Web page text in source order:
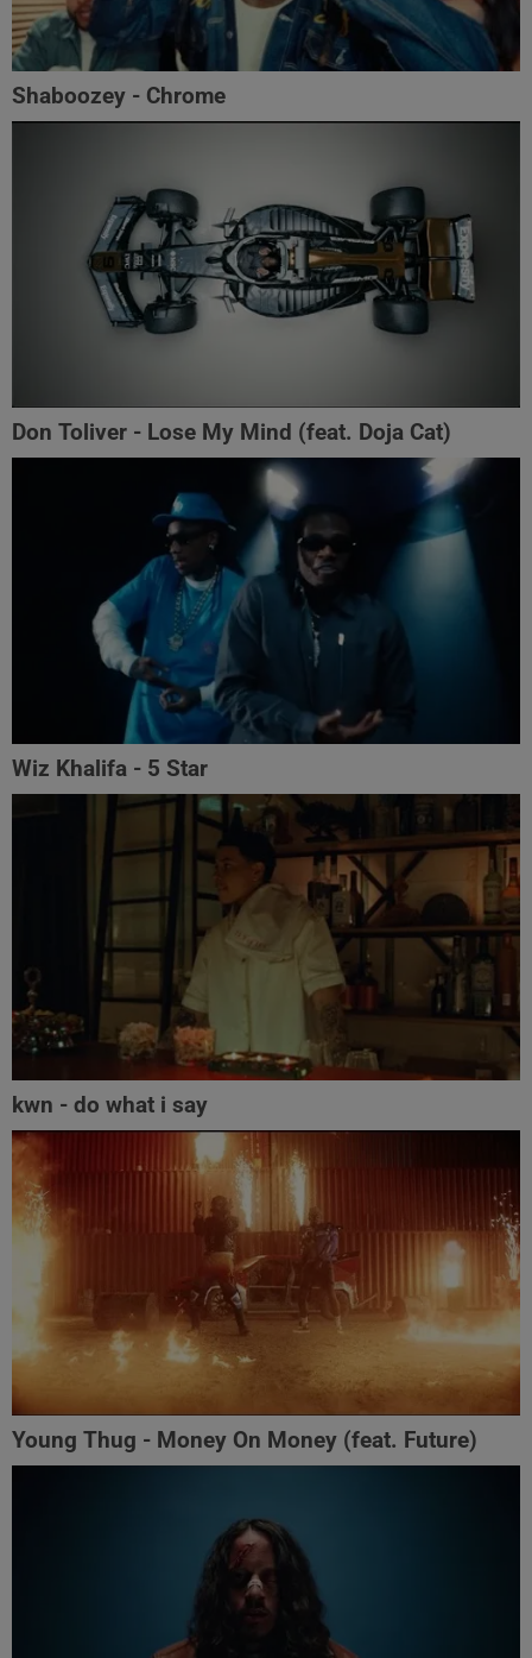
Shaboozey - Chrome
Don Toliver - Lose My Mind (feat. Doja Cat)
Wiz Khalifa - 5 Star
kwn - do what i say
Young Thug - Money On Money (feat. Future)